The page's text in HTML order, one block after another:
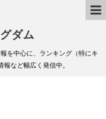
ダム
を中心に、ランキング（特にキ
など幅広く発信中。